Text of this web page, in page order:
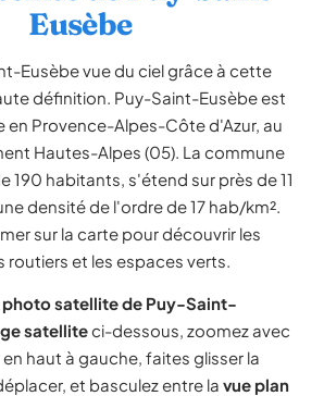
Eusèbe
Eusèbe vue du ciel grâce à cette
définition. Puy-Saint-Eusèbe est
en Provence-Alpes-Côte d'Azur, au
Hautes-Alpes (05). La commune
190 habitants, s'étend sur près de 11
densité de l'ordre de 17 hab/km².
sur la carte pour découvrir les
routiers et les espaces verts.
photo satellite de Puy-Saint-
satelliteci-dessous, zoomez avec
en haut à gauche, faites glisser la
et basculez entre la vue plan